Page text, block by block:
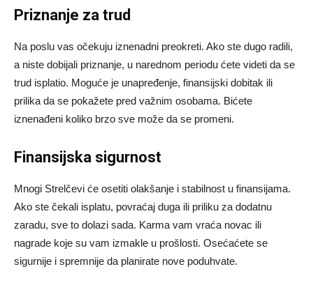
Priznanje za trud
Na poslu vas očekuju iznenadni preokreti. Ako ste dugo radili,
a niste dobijali priznanje, u narednom periodu ćete videti da se
trud isplatio. Moguće je unapređenje, finansijski dobitak ili
prilika da se pokažete pred važnim osobama. Bićete
iznenađeni koliko brzo sve može da se promeni.
Finansijska sigurnost
Mnogi Strelčevi će osetiti olakšanje i stabilnost u finansijama.
Ako ste čekali isplatu, povraćaj duga ili priliku za dodatnu
zaradu, sve to dolazi sada. Karma vam vraća novac ili
nagrade koje su vam izmakle u prošlosti. Osećaćete se
sigurnije i spremnije da planirate nove poduhvate.